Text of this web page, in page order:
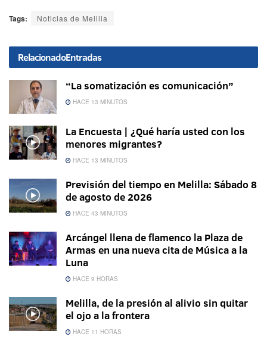
Tags: Noticias de Melilla
RelacionadoEntradas
“La somatización es comunicación”
HACE 13 MINUTOS
La Encuesta | ¿Qué haría usted con los
menores migrantes?
HACE 13 MINUTOS
Previsión del tiempo en Melilla: Sábado 8
de agosto de 2026
HACE 43 MINUTOS
Arcángel llena de flamenco la Plaza de
Armas en una nueva cita de Música a la
Luna
HACE 9 HORAS
Melilla, de la presión al alivio sin quitar
el ojo a la frontera
HACE 11 HORAS